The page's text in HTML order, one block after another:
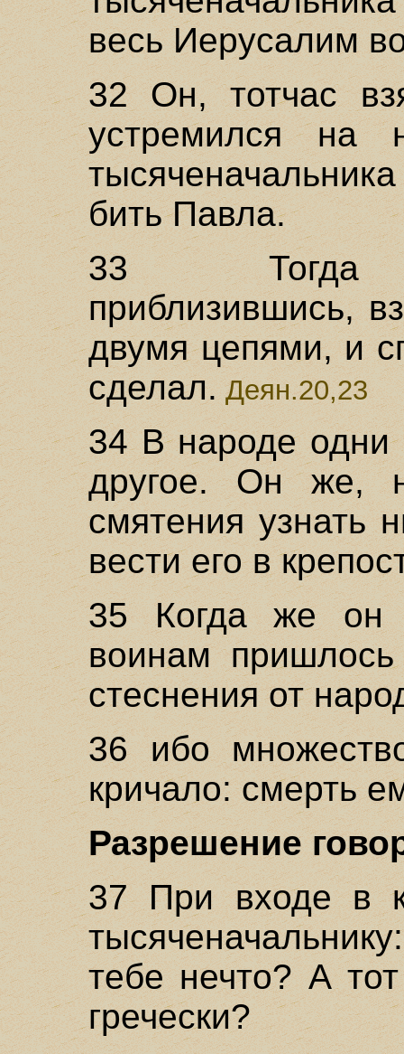
весь Иерусалим
32 Он, тотчас
устремился на
бить Павла.
33 Тогда
приблизившись,
двумя цепями, и
сделал. Деян.20,23
34 В народе одни
другое. Он же,
смятения узнать
вести его в
35 Когда же он
воинам
стеснения от
36 ибо
кричало: смерть
Разрешение
37 При входе в
тебе нечто? А
гречески?